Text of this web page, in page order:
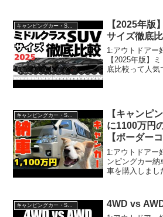
ぞ、見逃さな
キャンピングカー・SUV人気車種
【2025年版
サイズ徹底
1:アウトドアー
【2025年版】
底比較って人気
キャンピングカー・SUV人気車種
【キャンピ
に1100万円
【ボーダー
1:アウトドアー
ンピングカー納
車を購入しまし
この動画は注目
4WD vs